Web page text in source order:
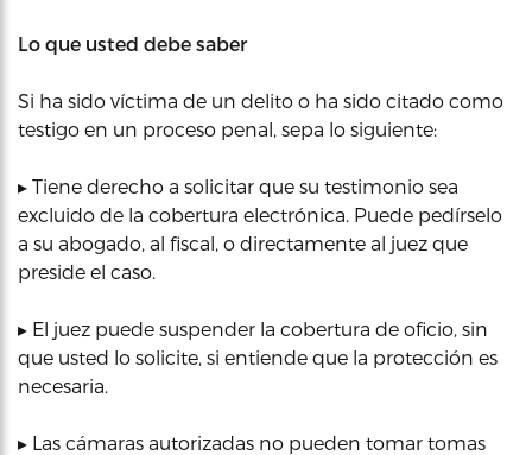
Lo que usted debe saber
Si ha sido víctima de un delito o ha sido citado como
testigo en un proceso penal, sepa lo siguiente:
▸ Tiene derecho a solicitar que su testimonio sea
excluido de la cobertura electrónica. Puede pedírselo
a su abogado, al fiscal, o directamente al juez que
preside el caso.
▸ El juez puede suspender la cobertura de oficio, sin
que usted lo solicite, si entiende que la protección es
necesaria.
▸ Las cámaras autorizadas no pueden tomar tomas